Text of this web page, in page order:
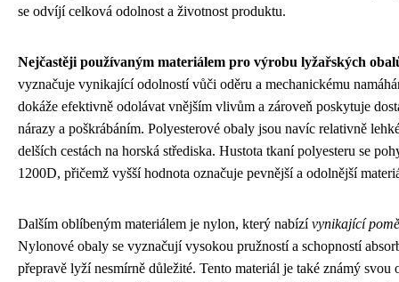
se odvíjí celková odolnost a životnost produktu.
Nejčastěji používaným materiálem pro výrobu lyžařských
vyznačuje vynikající odolností vůči oděru a mechanickému
dokáže efektivně odolávat vnějším vlivům a zároveň poskytuje
nárazy a poškrábáním. Polyesterové obaly jsou navíc relativně
delších cestách na horská střediska. Hustota tkaní polyesteru se
1200D, přičemž vyšší hodnota označuje pevnější a odolnější
Dalším oblíbeným materiálem je nylon, který nabízívynikající
Nylonové obaly se vyznačují vysokou pružností a schopností
přepravě lyží nesmírně důležité. Tento materiál je také známý